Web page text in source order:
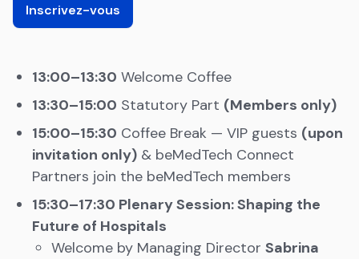
Inscrivez-vous
13:00–13:30 Welcome Coffee
13:30–15:00 Statutory Part (Members only)
15:00–15:30 Coffee Break — VIP guests (upon
invitation only) & beMedTech Connect
Partners join the beMedTech members
15:30–17:30 Plenary Session: Shaping the
Future of Hospitals
Welcome by Managing Director Sabrina